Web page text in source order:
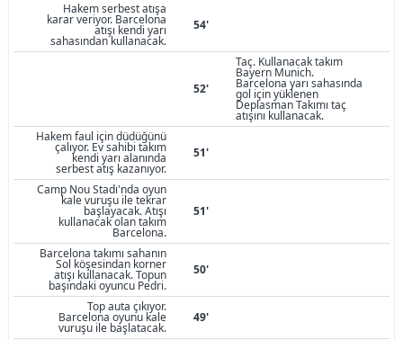
Hakem serbest atışa
karar veriyor. Barcelona
atışı kendi yarı
sahasından kullanacak.
54'
52'
Taç. Kullanacak takım
Bayern Munich.
Barcelona yarı sahasında
gol için yüklenen
Deplasman Takımı taç
atışını kullanacak.
Hakem faul için düdüğünü
çalıyor. Ev sahibi takım
kendi yarı alanında
serbest atış kazanıyor.
51'
Camp Nou Stadı'nda oyun
kale vuruşu ile tekrar
başlayacak. Atışı
kullanacak olan takım
Barcelona.
51'
Barcelona takımı sahanın
Sol köşesindan korner
atışı kullanacak. Topun
başındaki oyuncu Pedri.
50'
Top auta çıkıyor.
Barcelona oyunu kale
vuruşu ile başlatacak.
49'